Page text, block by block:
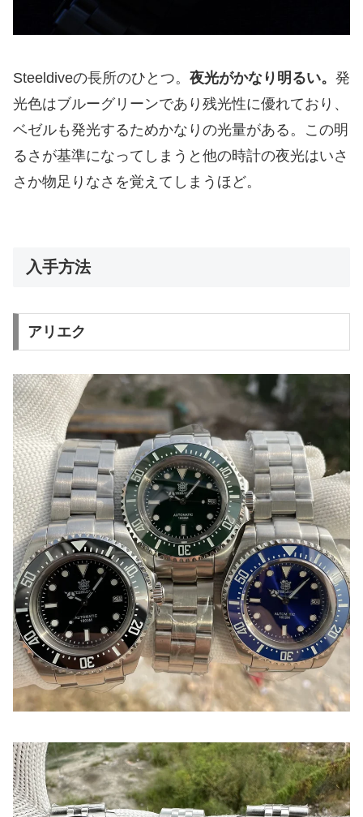
Steeldiveの長所のひとつ。 夜光がかなり明るい。 発
光色はブルーグリーンであり残光性に優れており、
ベゼルも発光するためかなりの光量がある。この明
るさが基準になってしまうと他の時計の夜光はいさ
さか物足りなさを覚えてしまうほど。
入手方法
アリエク